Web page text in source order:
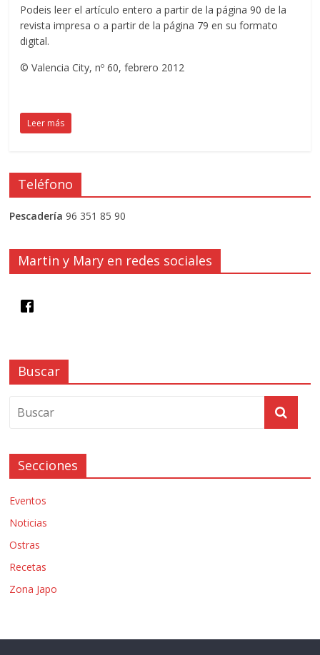
Podeis leer el artículo entero a partir de la página 90 de la
revista impresa o a partir de la página 79 en su formato
digital.
© Valencia City, nº 60, febrero 2012
Leer más
Teléfono
Pescadería 96 351 85 90
Martin y Mary en redes sociales
Buscar
Secciones
Eventos
Noticias
Ostras
Recetas
Zona Japo